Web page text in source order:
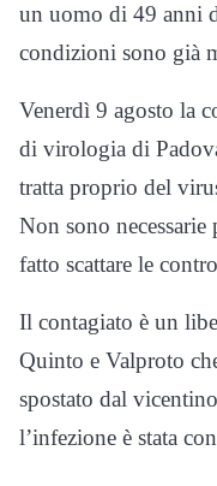
un uomo di 49 anni
condizioni sono già
Venerdì 9 agosto la
di virologia di
tratta proprio del
Non sono
fatto scattare le
Il contagiato è un
Quinto e Valproto
spostato dal
l’infezione è stata